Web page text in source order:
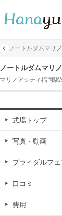
ノートルダムマリ
ノートルダムマリ
マリノアシティ福岡駅
式場トップ
写真・動画
ブライダルフェ
口コミ
費用